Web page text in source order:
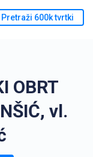
Pretraži 600k tvrtki
OBRT
vl.